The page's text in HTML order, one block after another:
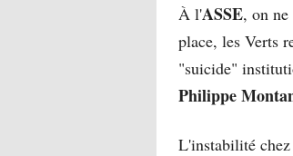
À l'ASSE, on
place, les Verts
"suicide"
Philippe
L'instabilité